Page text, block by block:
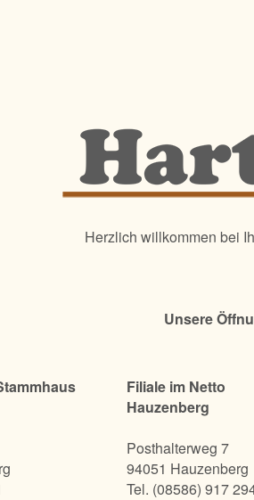
Herzlich willkommen bei
Unsere
Filiale im Netto
Hauzenberg
Posthalterweg 7
94051 Hauzenberg
Tel. (08586) 917